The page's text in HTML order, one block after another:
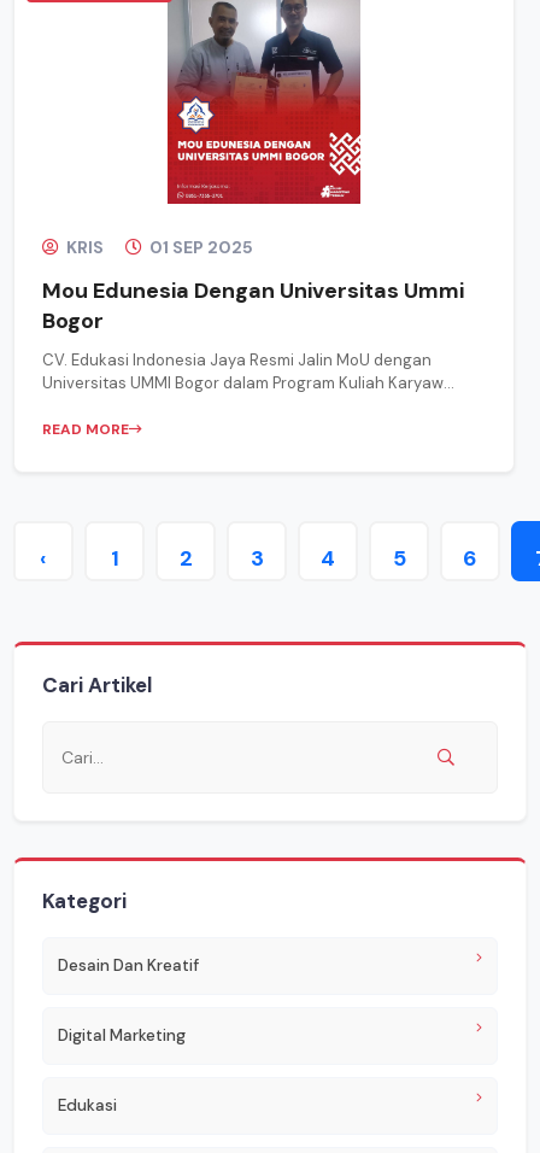
KRIS 01 SEP 2025
Mou Edunesia Dengan Universitas Ummi
Bogor
CV. Edukasi Indonesia Jaya Resmi Jalin MoU dengan
Universitas UMMI Bogor dalam Program Kuliah Karyaw...
READ MORE
‹ 1 2 3 4 5 6
Cari Artikel
Kategori
Desain Dan Kreatif
Digital Marketing
Edukasi